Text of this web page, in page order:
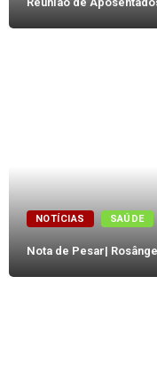
NOTÍCIAS SAÚDE
Nota de Pesar|